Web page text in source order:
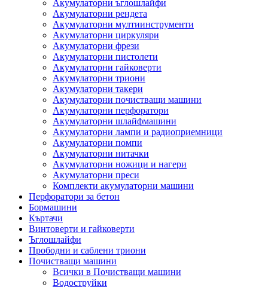
Акумулаторни ъглошлайфи
Акумулаторни рендета
Акумулаторни мултиинструменти
Акумулаторни циркуляри
Акумулаторни фрези
Акумулаторни пистолети
Акумулаторни гайковерти
Акумулаторни триони
Акумулаторни такери
Акумулаторни почистващи машини
Акумулаторни перфоратори
Акумулаторни шлайфмашини
Акумулаторни лампи и радиоприемници
Акумулаторни помпи
Акумулаторни нитачки
Акумулаторни ножици и нагери
Акумулаторни преси
Комплекти акумулаторни машини
Перфоратори за бетон
Бормашини
Къртачи
Винтоверти и гайковерти
Ъглошлайфи
Прободни и саблени триони
Почистващи машини
Всички в Почистващи машини
Водоструйки